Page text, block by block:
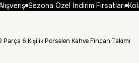
Sezona Özel İndirim Fırsatları